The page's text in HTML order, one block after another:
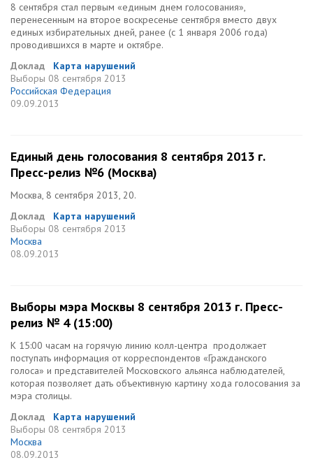
8 сентября стал первым «единым днем голосования»,
перенесенным на второе воскресенье сентября вместо двух
единых избирательных дней, ранее (с 1 января 2006 года)
проводившихся в марте и октябре.
Доклад
Карта нарушений
Выборы 08 сентября 2013
Российская Федерация
09.09.2013
Единый день голосования 8 сентября 2013 г.
Пресс-релиз №6 (Москва)
Москва, 8 сентября 2013, 20.
Доклад
Карта нарушений
Выборы 08 сентября 2013
Москва
08.09.2013
Выборы мэра Москвы 8 сентября 2013 г. Пресс-
релиз № 4 (15:00)
К 15:00 часам на горячую линию колл-центра продолжает
поступать информация от корреспондентов «Гражданского
голоса» и представителей Московского альянса наблюдателей,
которая позволяет дать объективную картину хода голосования за
мэра столицы.
Доклад
Карта нарушений
Выборы 08 сентября 2013
Москва
08.09.2013